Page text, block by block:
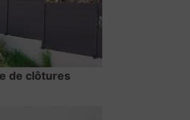
de clôtures